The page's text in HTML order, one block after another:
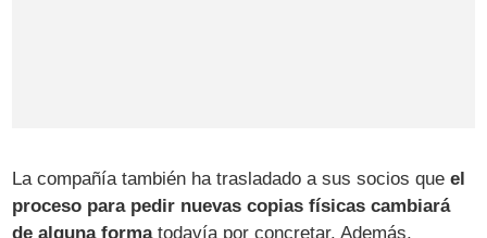
La compañía también ha trasladado a sus socios queel
proceso para pedir nuevas copias físicas cambiará
de alguna formatodavía por concretar. Además,